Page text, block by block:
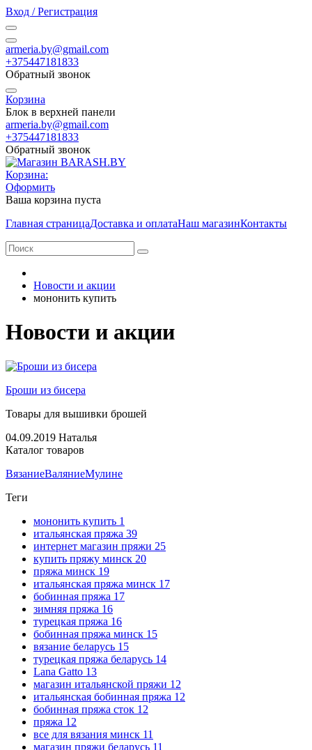
Вход / Регистрация
armeria.by@gmail.com
+375447181833
Обратный звонок
Корзина
Блок в верхней панели
armeria.by@gmail.com
+375447181833
Обратный звонок
Корзина:
Оформить
Ваша корзина пуста
Главная страницаДоставка и оплатаНаш магазинКонтакты
Новости и акции
мононить купить
Новости и акции
Броши из бисера
Товары для вышивки брошей
04.09.2019 Наталья
Каталог товаров
ВязаниеВаляниеМулине
Теги
мононить купить 1
итальянская пряжа 39
интернет магазин пряжи 25
купить пряжу минск 20
пряжа минск 19
итальянская пряжа минск 17
бобинная пряжа 17
зимняя пряжа 16
турецкая пряжа 16
бобинная пряжа минск 15
вязание беларусь 15
турецкая пряжа беларусь 14
Lana Gatto 13
магазин итальянской пряжи 12
итальянская бобинная пряжа 12
бобинная пряжа сток 12
пряжа 12
все для вязания минск 11
магазин пряжи беларусь 11